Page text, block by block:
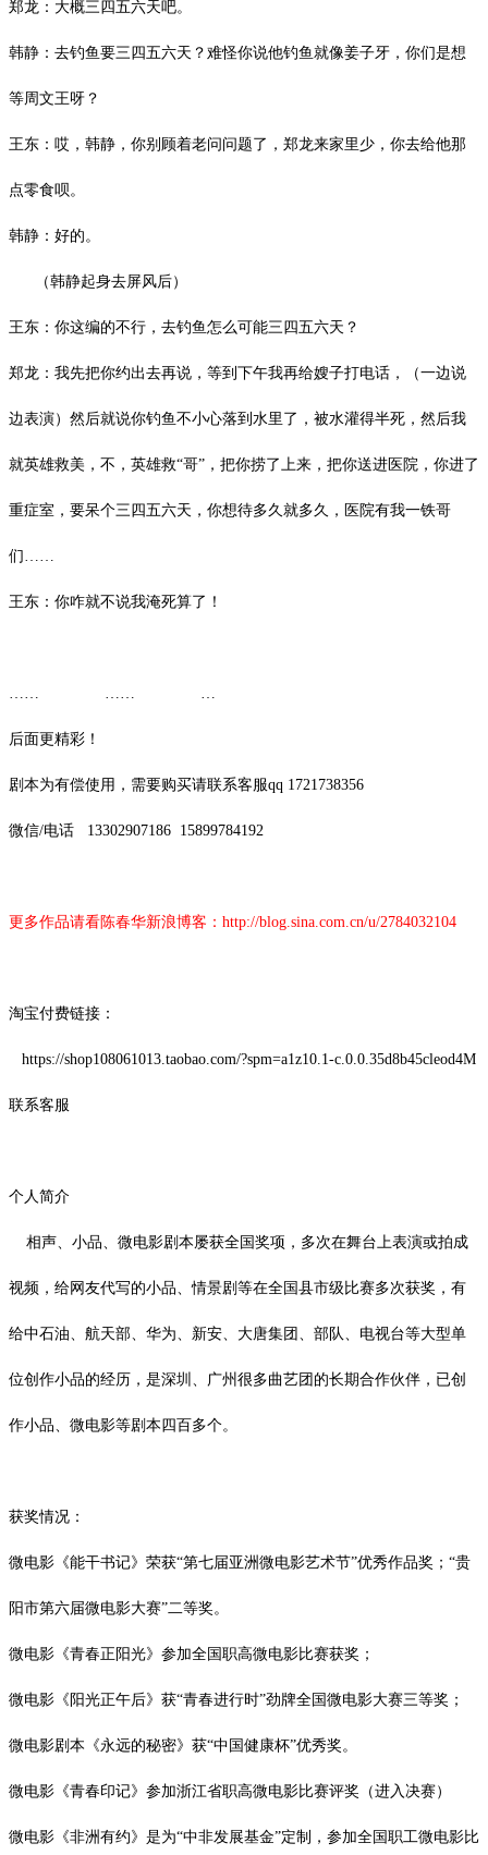
郑龙：大概三四五六天吧。
韩静：去钓鱼要三四五六天？难怪你说他钓鱼就像姜子牙，你们是想
等周文王呀？
王东：哎，韩静，你别顾着老问问题了，郑龙来家里少，你去给他那
点零食呗。
韩静：好的。
（韩静起身去屏风后）
王东：你这编的不行，去钓鱼怎么可能三四五六天？
郑龙：我先把你约出去再说，等到下午我再给嫂子打电话，（一边说
边表演）然后就说你钓鱼不小心落到水里了，被水灌得半死，然后我
就英雄救美，不，英雄救“哥”，把你捞了上来，把你送进医院，你进了
重症室，要呆个三四五六天，你想待多久就多久，医院有我一铁哥
们……
王东：你咋就不说我淹死算了！
后面更精彩！
剧本为有偿使用，需要购买请联系客服qq 1721738356
微信/电话 13302907186 15899784192
更多作品请看陈春华新浪博客： http://blog.sina.com.cn/u/2784032104
淘宝付费链接：
https://shop108061013.taobao.com/?spm=a1z10.1-c.0.0.35d8b45cleod4M
联系客服
个人简介
相声、小品、微电影剧本屡获全国奖项，多次在舞台上表演或拍成
视频，给网友代写的小品、情景剧等在全国县市级比赛多次获奖，有
给中石油、航天部、华为、新安、大唐集团、部队、电视台等大型单
位创作小品的经历，是深圳、广州很多曲艺团的长期合作伙伴，已创
作小品、微电影等剧本四百多个。
获奖情况：
微电影《能干书记》荣获“第七届亚洲微电影艺术节”优秀作品奖；“贵
阳市第六届微电影大赛”二等奖。
微电影《青春正阳光》参加全国职高微电影比赛获奖；
微电影《阳光正午后》获“青春进行时”劲牌全国微电影大赛三等奖；
微电影剧本《永远的秘密》获“中国健康杯”优秀奖。
微电影《青春印记》参加浙江省职高微电影比赛评奖（进入决赛）
微电影《非洲有约》是为“中非发展基金”定制，参加全国职工微电影比